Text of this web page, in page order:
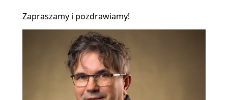
Zapraszamy i pozdrawiamy!